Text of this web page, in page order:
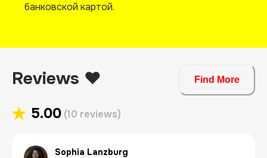
банковской картой.
Reviews ❤️ Find More
5.00 (10 reviews)
Sophia Lanzburg